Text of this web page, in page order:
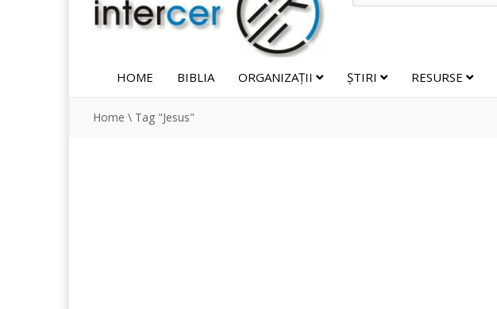
HOME BIBLIA ORGANIZAȚII ȘTIRI RESURSE
Home \ Tag "Jesus"